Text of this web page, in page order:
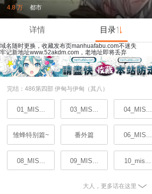
4.8 万
都市
详情 目录
域名随时更换，收藏发布页manhuafabu.com不迷失
牢记新地址www.52akdm.com，老地址即将丢弃
完结：486第四部 伊甸与伊甸（其八）
01_MIS... 03_MIS... 04_MIS...
雏蜂特别篇~ 番外篇 06_MIS...
08_MIS... 09_MIS... 10_mis...
大人，更多话在这里